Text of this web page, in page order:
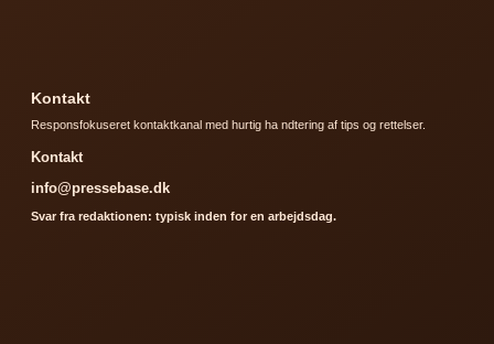
Kontakt
Responsfokuseret kontaktkanal med hurtig ha ndtering af tips og rettelser.
Kontakt
info@pressebase.dk
Svar fra redaktionen: typisk inden for en arbejdsdag.